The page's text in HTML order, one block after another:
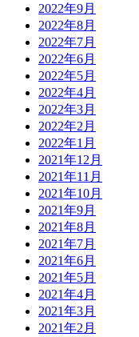
2022年9月
2022年8月
2022年7月
2022年6月
2022年5月
2022年4月
2022年3月
2022年2月
2022年1月
2021年12月
2021年11月
2021年10月
2021年9月
2021年8月
2021年7月
2021年6月
2021年5月
2021年4月
2021年3月
2021年2月